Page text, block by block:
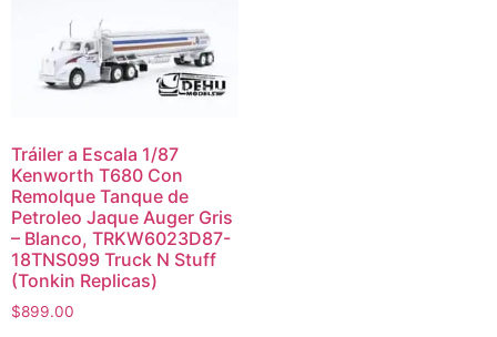
Tráiler a Escala 1/87
Kenworth T680 Con
Remolque Tanque de
Petroleo Jaque Auger Gris
– Blanco, TRKW6023D87-
18TNS099 Truck N Stuff
(Tonkin Replicas)
$899.00